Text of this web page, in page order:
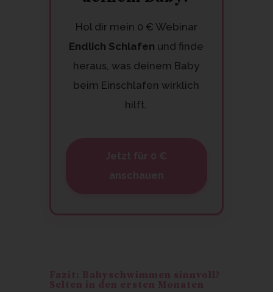
Hol dir mein 0 € Webinar
Endlich Schlafen und finde
heraus, was deinem Baby
beim Einschlafen wirklich
hilft.
Jetzt für 0 €
anschauen
Fazit: Babyschwimmen sinnvoll?
Selten in den ersten Monaten